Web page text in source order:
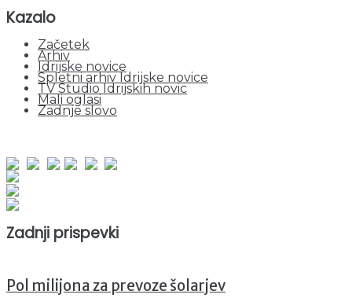
Kazalo
Začetek
Arhiv
Idrijske novice
Spletni arhiv Idrijske novice
TV Studio Idrijskih novic
Mali oglasi
Zadnje slovo
Zadnji prispevki
Pol milijona za prevoze šolarjev